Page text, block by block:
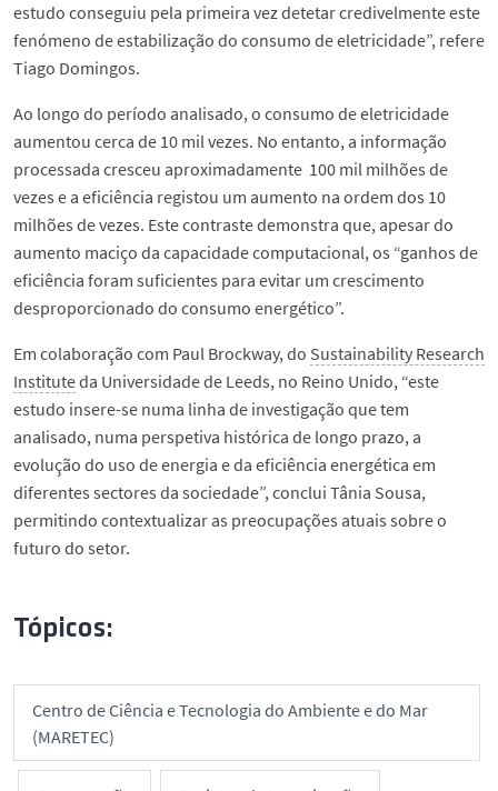
estudo conseguiu pela primeira vez detetar credivelmente este
fenómeno de estabilização do consumo de eletricidade”, refere
Tiago Domingos.
Ao longo do período analisado, o consumo de eletricidade
aumentou cerca de 10 mil vezes. No entanto, a informação
processada cresceu aproximadamente 100 mil milhões de
vezes e a eficiência registou um aumento na ordem dos 10
milhões de vezes. Este contraste demonstra que, apesar do
aumento maciço da capacidade computacional, os “ganhos de
eficiência foram suficientes para evitar um crescimento
desproporcionado do consumo energético”.
Em colaboração com Paul Brockway, do Sustainability Research
Instituteda Universidade de Leeds, no Reino Unido, “este
estudo insere-se numa linha de investigação que tem
analisado, numa perspetiva histórica de longo prazo, a
evolução do uso de energia e da eficiência energética em
diferentes sectores da sociedade”, conclui Tânia Sousa,
permitindo contextualizar as preocupações atuais sobre o
futuro do setor.
Tópicos:
Centro de Ciência e Tecnologia do Ambiente e do Mar
(MARETEC)